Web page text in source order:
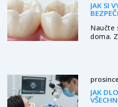
JAK SI
EMAILU
Naučte
doma.
JAK